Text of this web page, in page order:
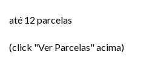
até 12 parcelas
(click "Ver Parcelas" acima)